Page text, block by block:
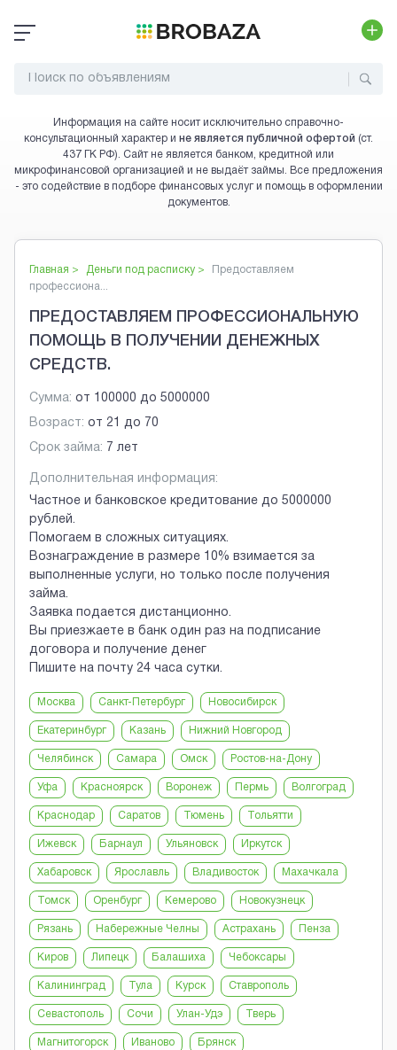
Информация на сайте носит исключительно справочно-
консультационный характер и не является публичной офертой (ст.
437 ГК РФ). Сайт не является банком, кредитной или
микрофинансовой организацией и не выдаёт займы. Все предложения
- это содействие в подборе финансовых услуг и помощь в оформлении
документов.
Главная > Деньги под расписку >
Предоставляем
профессиона...
ПРЕДОСТАВЛЯЕМ ПРОФЕССИОНАЛЬНУЮ
ПОМОЩЬ В ПОЛУЧЕНИИ ДЕНЕЖНЫХ
СРЕДСТВ.
Сумма: от 100000 до 5000000
Возраст: от 21 до 70
Срок займа: 7 лет
Дополнительная информация:
Частное и банковское кредитование до 5000000
рублей.
Помогаем в сложных ситуациях.
Вознаграждение в размере 10% взимается за
выполненные услуги, но только после получения
займа.
Заявка подается дистанционно.
Вы приезжаете в банк один раз на подписание
договора и получение денег
Пишите на почту 24 часа сутки.
Москва Санкт-Петербург Новосибирск
Екатеринбург Казань Нижний Новгород
Челябинск Самара Омск Ростов-на-Дону
Уфа Красноярск Воронеж Пермь Волгоград
Краснодар Саратов Тюмень Тольятти
Ижевск Барнаул Ульяновск Иркутск
Хабаровск Ярославль Владивосток Махачкала
Томск Оренбург Кемерово Новокузнецк
Рязань Набережные Челны Астрахань Пенза
Киров Липецк Балашиха Чебоксары
Калининград Тула Курск Ставрополь
Севастополь Сочи Улан-Удэ Тверь
Магнитогорск Иваново Брянск